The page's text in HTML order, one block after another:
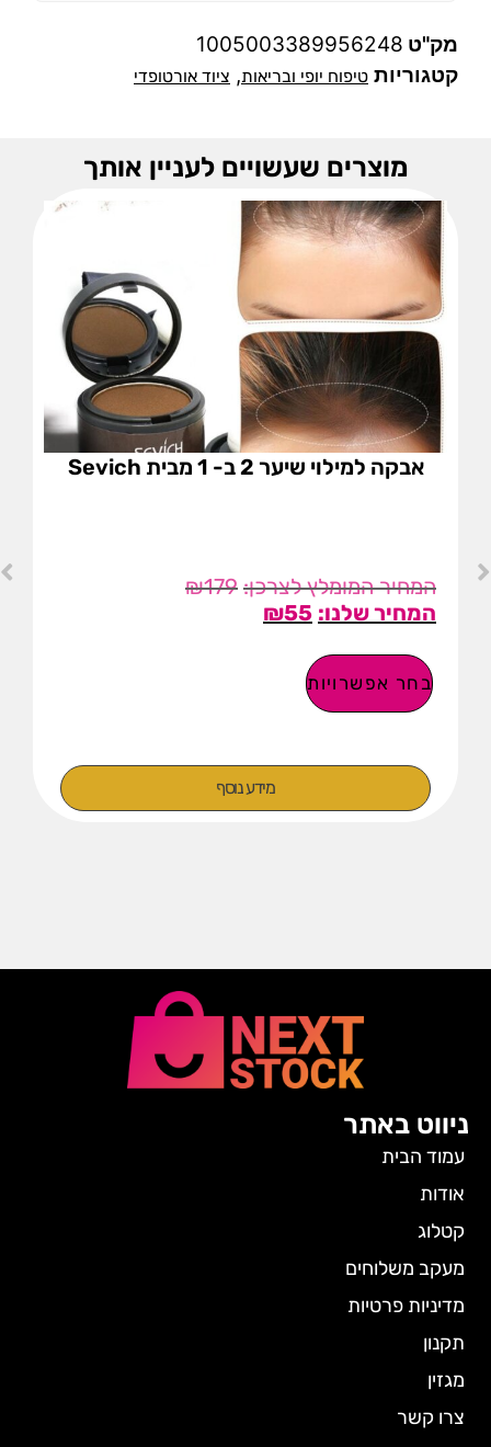
מק"ט 1005003389956248
קטגוריות טיפוח יופי ובריאות, ציוד אורטופדי
מוצרים שעשויים לעניין אותך
אבקה למילוי שיער 2 ב- 1 מבית Sevich
₪179
₪55
בחר אפשרויות
מידע נוסף
ניווט באתר
עמוד הבית
אודות
קטלוג
מעקב משלוחים
מדיניות פרטיות
תקנון
מגזין
צרו קשר